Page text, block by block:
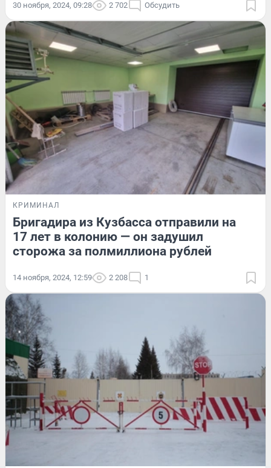
30 ноября, 2024, 09:28 2 702 Обсудить
КРИМИНАЛ
Бригадира из Кузбасса отправили на
17 лет в колонию — он задушил
сторожа за полмиллиона рублей
14 ноября, 2024, 12:59 2 208 1